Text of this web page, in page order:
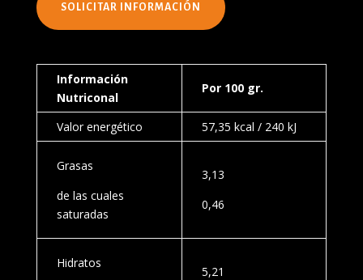
SOLICITAR INFORMACIÓN
Información
Nutriconal
Por 100 gr.
Valor energético 57,35 kcal / 240 kJ
Grasas
de las cuales
saturadas
3,13
0,46
Hidratos
5,21